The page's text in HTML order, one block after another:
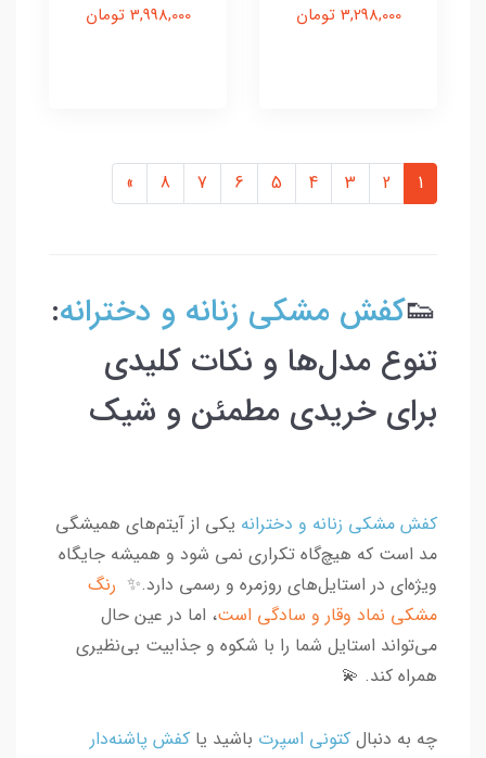
3,298,000 تومان 3,998,000 تومان
1
2
3
4
5
6
7
8
»
👟کفش مشکی زنانه و دخترانه:
تنوع مدل‌ها و نکات کلیدی
برای خریدی مطمئن و شیک
کفش مشکی زنانه و دخترانه یکی از آیتم‌های همیشگی
مد است که هیچ‌گاه تکراری نمی شود و همیشه جایگاه
ویژه‌ای در استایل‌های روزمره و رسمی دارد.✨ رنگ
مشکی نماد وقار و سادگی است، اما در عین حال
می‌تواند استایل شما را با شکوه و جذابیت بی‌نظیری
همراه کند. 💫
چه به دنبال کتونی اسپرت باشید یا کفش پاشنه‌دار